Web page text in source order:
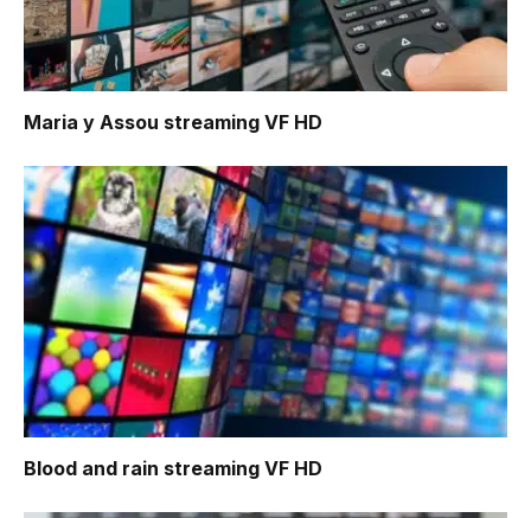
Maria y Assou streaming VF HD
Blood and rain streaming VF HD